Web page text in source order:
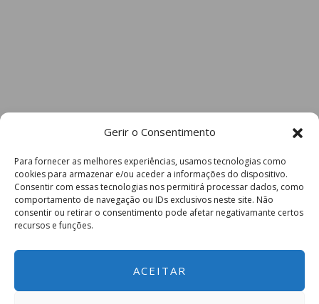
Gerir o Consentimento
Para fornecer as melhores experiências, usamos tecnologias como
cookies para armazenar e/ou aceder a informações do dispositivo.
Consentir com essas tecnologias nos permitirá processar dados, como
comportamento de navegação ou IDs exclusivos neste site. Não
consentir ou retirar o consentimento pode afetar negativamante certos
recursos e funções.
ACEITAR